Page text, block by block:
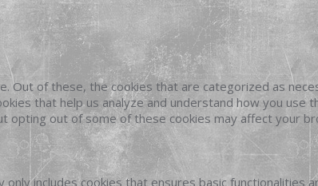
of these, the cookies that are categorized as
that help us analyze and understand how you use
out of some of these cookies may affect your
includes cookies that ensures basic functionalities